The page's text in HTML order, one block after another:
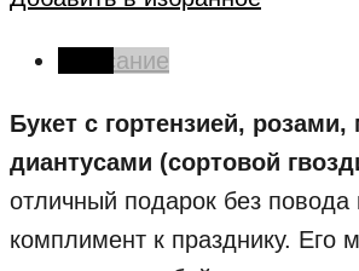
Описание
Букет с гортензией,
диантусами (сортовой
отличный подарок без повода
комплимент к празднику. Его